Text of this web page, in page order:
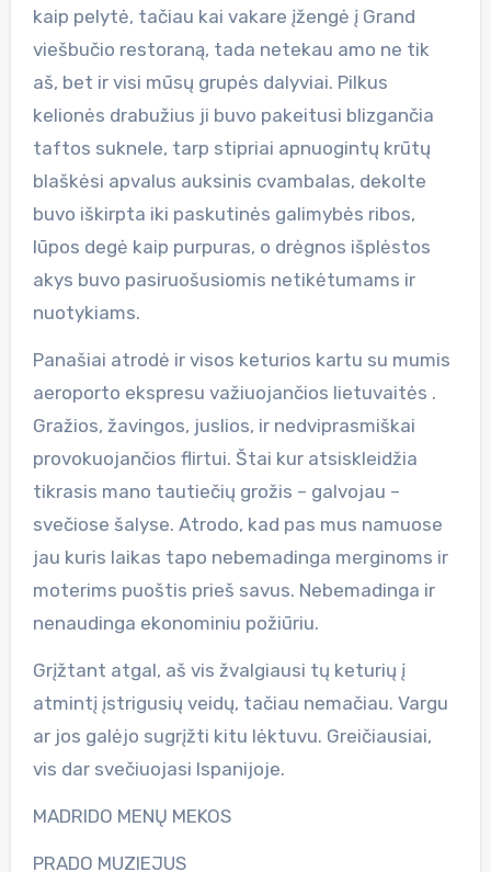
kaip pelytė, tačiau kai vakare įžengė į Grand
viešbučio restoraną, tada netekau amo ne tik
aš, bet ir visi mūsų grupės dalyviai. Pilkus
kelionės drabužius ji buvo pakeitusi blizgančia
taftos suknele, tarp stipriai apnuogintų krūtų
blaškėsi apvalus auksinis cvambalas, dekolte
buvo iškirpta iki paskutinės galimybės ribos,
lūpos degė kaip purpuras, o drėgnos išplėstos
akys buvo pasiruošusiomis netikėtumams ir
nuotykiams.
Panašiai atrodė ir visos keturios kartu su mumis
aeroporto ekspresu važiuojančios lietuvaitės .
Gražios, žavingos, juslios, ir nedviprasmiškai
provokuojančios flirtui. Štai kur atsiskleidžia
tikrasis mano tautiečių grožis – galvojau –
svečiose šalyse. Atrodo, kad pas mus namuose
jau kuris laikas tapo nebemadinga merginoms ir
moterims puoštis prieš savus. Nebemadinga ir
nenaudinga ekonominiu požiūriu.
Grįžtant atgal, aš vis žvalgiausi tų keturių į
atmintį įstrigusių veidų, tačiau nemačiau. Vargu
ar jos galėjo sugrįžti kitu lėktuvu. Greičiausiai,
vis dar svečiuojasi Ispanijoje.
MADRIDO MENŲ MEKOS
PRADO MUZIEJUS